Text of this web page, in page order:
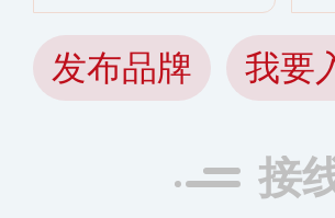
发布品牌 我要
接